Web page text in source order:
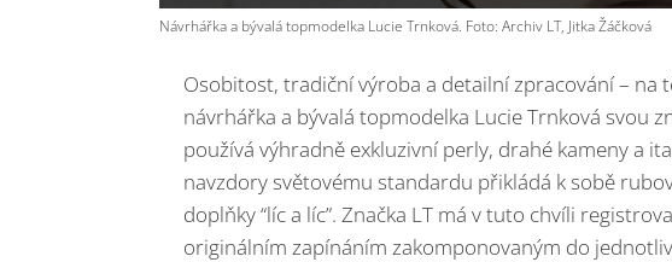
Návrhářka a bývalá topmodelka Lucie Trnková. Foto: Archiv LT, Jitka Žáčková
Osobitost, tradiční výroba a detailní zpracování – na
návrhářka a bývalá topmodelka Lucie Trnková svou
používá výhradně exkluzivní perly, drahé kameny a
navzdory světovému standardu přikládá k sobě
doplňky “líc a líc”. Značka LT má v tuto chvíli
originálním zapínáním zakomponovaným do